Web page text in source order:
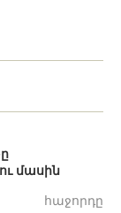
մասին
հաջորդը